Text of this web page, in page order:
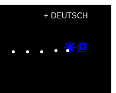
+ DEUTSCH
Instagram
TikTok
YouTube
Google